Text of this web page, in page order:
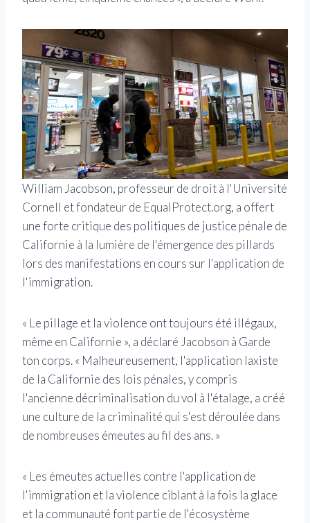
William Jacobson, professeur de droit à l'Université
Cornell et fondateur de EqualProtect.org, a offert
une forte critique des politiques de justice pénale de
Californie à la lumière de l'émergence des pillards
lors des manifestations en cours sur l'application de
l'immigration.
« Le pillage et la violence ont toujours été illégaux,
même en Californie », a déclaré Jacobson à Garde
ton corps. « Malheureusement, l'application laxiste
de la Californie des lois pénales, y compris
l'ancienne décriminalisation du vol à l'étalage, a créé
une culture de la criminalité qui s'est déroulée dans
de nombreuses émeutes au fil des ans. »
« Les émeutes actuelles contre l'application de
l'immigration et la violence ciblant à la fois la glace
et la communauté font partie de l'écosystème